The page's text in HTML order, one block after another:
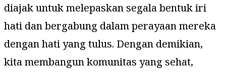
diajak untuk melepaskan segala bentuk iri
hati dan bergabung dalam perayaan mereka
dengan hati yang tulus. Dengan demikian,
kita membangun komunitas yang sehat,